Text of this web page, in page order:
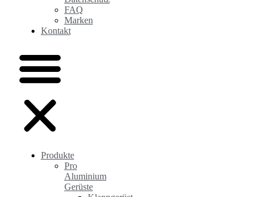
FAQ
Marken
Kontakt
Produkte
Pro
Aluminium
Gerüste